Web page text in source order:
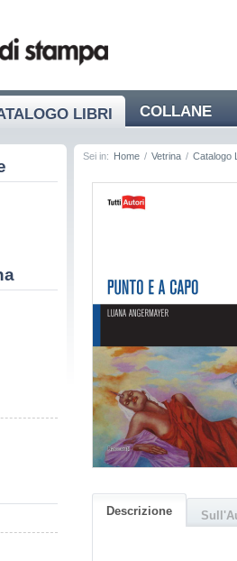
LIBRI COLLANE
Sei in: Home / Vetrina / Catalogo
Descrizione